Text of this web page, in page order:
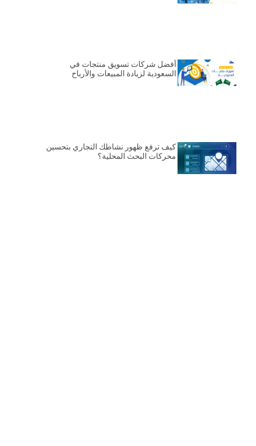
أفضل شركات تسويق منتجات في
السعودية لزيادة المبيعات والأرباح
كيف ترفع ظهور نشاطك التجاري بتحسين
محركات البحث المحلية؟